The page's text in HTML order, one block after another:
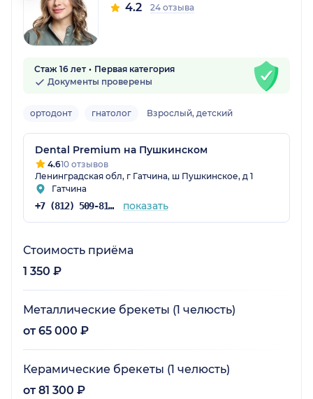
4.2 24 отзыва
Стаж 16 лет
Первая категория
Документы проверены
ортодонт гнатолог Взрослый, детский
Dental Premium на Пушкинском
4.610 отзывов
Ленинградская обл, г Гатчина, ш Пушкинское, д 1
Гатчина
+7 (812) 509-81-67 показать
Стоимость приёма
1 350 ₽
Металлические брекеты (1 челюсть)
от 65 000 ₽
Керамические брекеты (1 челюсть)
от 81 300 ₽